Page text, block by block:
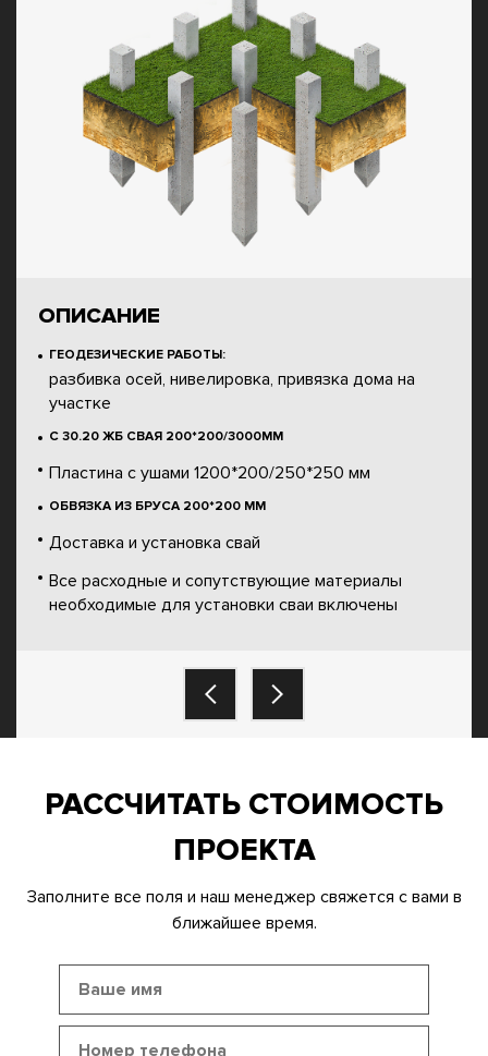
ОПИСАНИЕ
ГЕОДЕЗИЧЕСКИЕ РАБОТЫ:
разбивка осей, нивелировка, привязка дома на
участке
С 30.20 ЖБ СВАЯ 200*200/3000ММ
Пластина с ушами 1200*200/250*250 мм
ОБВЯЗКА ИЗ БРУСА 200*200 ММ
Доставка и установка свай
Все расходные и сопутствующие материалы
необходимые для установки сваи включены
РАССЧИТАТЬ СТОИМОСТЬ
ПРОЕКТА
Заполните все поля и наш менеджер свяжется с вами в
ближайшее время.